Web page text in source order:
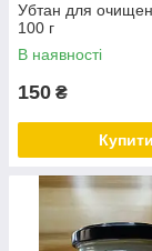
Убтан для
100 г
В наявності
150 ₴
Купити